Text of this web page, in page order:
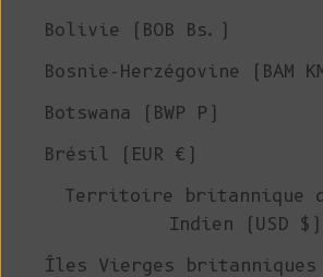
Bolivie (BOB Bs.)
Bosnie-Herzégovine (BAM
Botswana (BWP P)
Brésil (EUR €)
Territoire britannique
Indien (USD $)
Îles Vierges britanniques